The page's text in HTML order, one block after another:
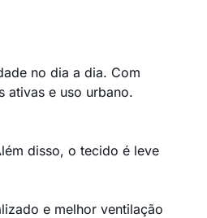
no dia a dia. Com
ativas e uso urbano.
disso, o tecido é leve
e melhor ventilação